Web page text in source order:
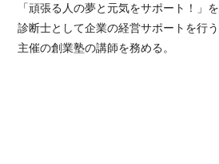
「頑張る人の夢と元気をサポート！」
診断士として企業の経営サポートを行
主催の創業塾の講師を務める。